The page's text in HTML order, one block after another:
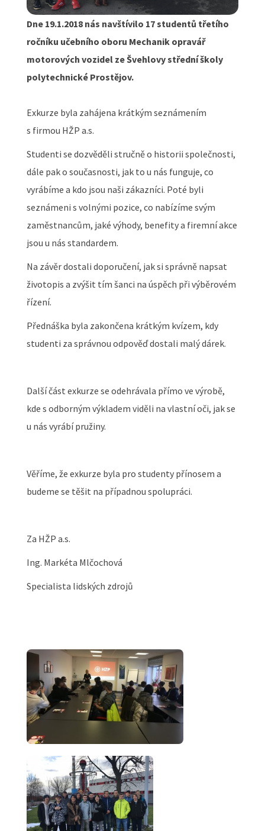
Dne 19.1.2018 nás navštívilo 17 studentů třetího
ročníku učebního oboru Mechanik opravář
motorových vozidel ze Švehlovy střední školy
polytechnické Prostějov.
Exkurze byla zahájena krátkým seznámením
s firmou HŽP a.s.
Studenti se dozvěděli stručně o historii společnosti,
dále pak o současnosti, jak to u nás funguje, co
vyrábíme a kdo jsou naši zákazníci. Poté byli
seznámeni s volnými pozice, co nabízíme svým
zaměstnancům, jaké výhody, benefity a firemní akce
jsou u nás standardem.
Na závěr dostali doporučení, jak si správně napsat
životopis a zvýšit tím šanci na úspěch při výběrovém
řízení.
Přednáška byla zakončena krátkým kvízem, kdy
studenti za správnou odpověď dostali malý dárek.
Další část exkurze se odehrávala přímo ve výrobě,
kde s odborným výkladem viděli na vlastní oči, jak se
u nás vyrábí pružiny.
Věříme, že exkurze byla pro studenty přínosem a
budeme se těšit na případnou spolupráci.
Za HŽP a.s.
Ing. Markéta Mlčochová
Specialista lidských zdrojů